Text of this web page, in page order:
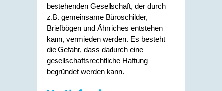
bestehenden Gesellschaft, der durch
z.B. gemeinsame Büroschilder,
Briefbögen und Ähnliches entstehen
kann, vermieden werden. Es besteht
die Gefahr, dass dadurch eine
gesellschaftsrechtliche Haftung
begründet werden kann.